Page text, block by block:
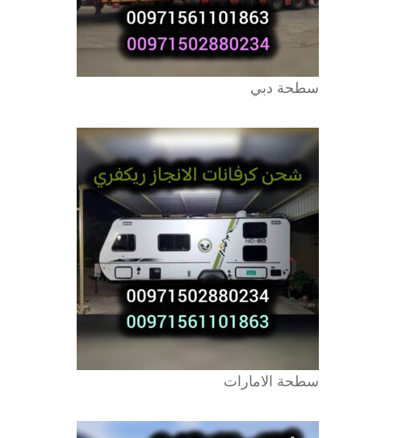
سطحة دبي
سطحة الامارات